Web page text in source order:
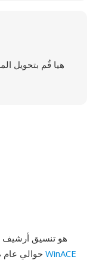
هيا قُم بتحويل
WinACE